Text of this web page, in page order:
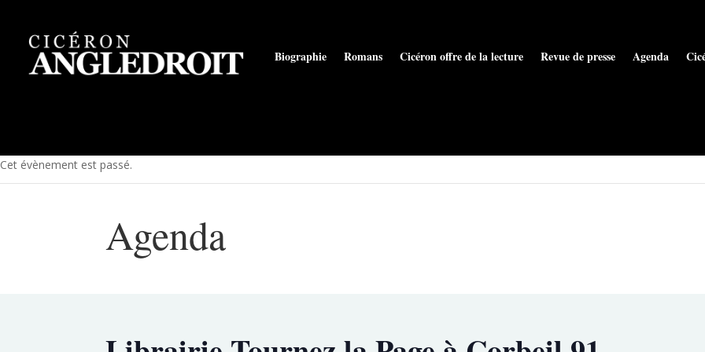
Biographie Romans Cicéron offre de la lecture Revue de presse Agenda
Cet évènement est passé.
Agenda